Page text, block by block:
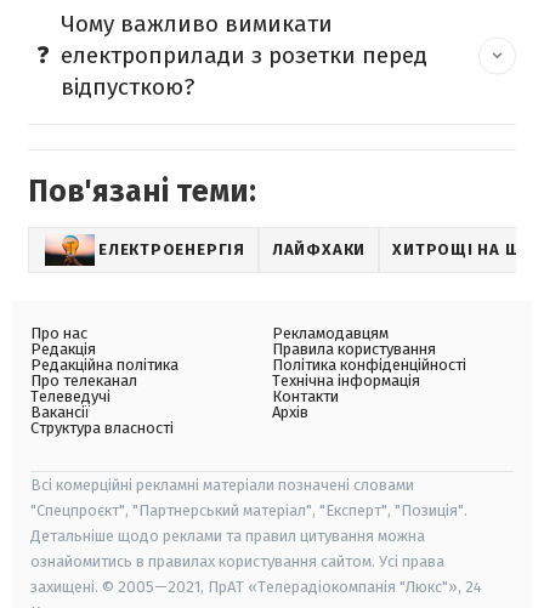
Чому важливо вимикати
електроприлади з розетки перед
відпусткою?
Пов'язані теми:
ЕЛЕКТРОЕНЕРГІЯ ЛАЙФХАКИ ХИТРОЩІ НА
Про нас
Редакція
Редакційна політика
Про телеканал
Телеведучі
Вакансії
Структура власності
Рекламодавцям
Правила користування
Політика конфіденційності
Технічна інформація
Контакти
Архів
Всі комерційні рекламні матеріали позначені словами
"Спецпроєкт", "Партнерський матеріал", "Експерт", "Позиція".
Детальніше щодо реклами та правил цитування можна
ознайомитись в правилах користування сайтом. Усі права
захищені. © 2005—2021, ПрАТ «Телерадіокомпанія "Люкс"», 24